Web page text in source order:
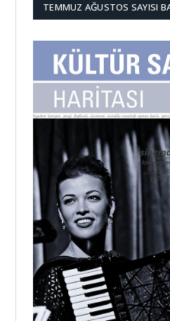
TEMMUZ AĞUSTOS SAYISI